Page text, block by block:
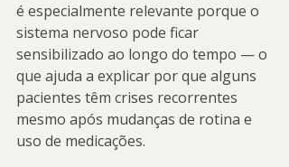
é especialmente relevante porque o
sistema nervoso pode ficar
sensibilizado ao longo do tempo — o
que ajuda a explicar por que alguns
pacientes têm crises recorrentes
mesmo após mudanças de rotina e
uso de medicações.